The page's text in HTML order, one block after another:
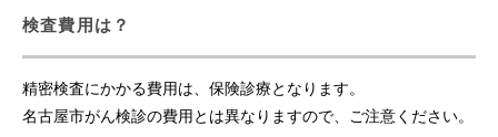
検査費用は？
精密検査にかかる費用は、保険診療となります。
名古屋市がん検診の費用とは異なりますので、ご注意ください。